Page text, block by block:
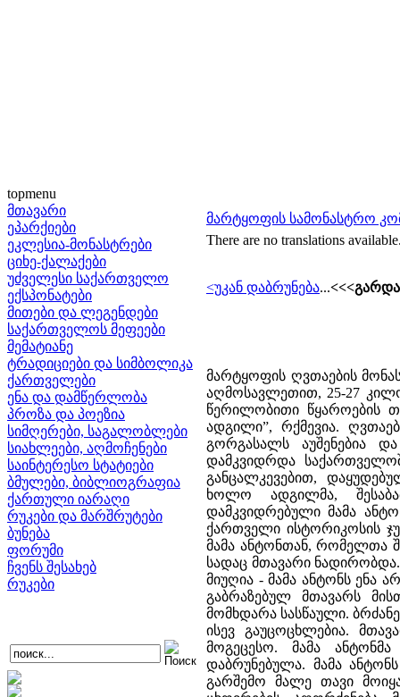
topmenu
მთავარი
ეპარქიები
ეკლესია-მონასტრები
ციხე-ქალაქები
უძველესი საქართველო
ექსპონატები
მითები და ლეგენდები
საქართველოს მეფეები
მემატიანე
ტრადიციები და სიმბოლიკა
ქართველები
ენა და დამწერლობა
პროზა და პოეზია
სიმღერები, საგალობლები
სიახლეები, აღმოჩენები
საინტერესო სტატიები
ბმულები, ბიბლიოგრაფია
ქართული იარაღი
რუკები და მარშრუტები
ბუნება
ფორუმი
ჩვენს შესახებ
რუკები
მარტყოფის სამონასტრო
There are no translations
<უკან დაბრუნება...
მარტყოფის ღვთაების
აღმოსავლეთით, 25-27
წერილობითი წყაროების
ადგილი”, რქმევია.
გორგასალს აუშენებია
დამკვიდრდა
განცალკევებით,
ხოლო ადგილმა,
დამკვიდრებული მამა
ქართველი ისტორიკოსის
მამა ანტონთან, რომელთა
სადაც მთავარი
მიუღია - მამა ანტონს ენა
გაბრაზებულ მთავარს
მომხდარა სასწაული.
ისევ გაუცოცხლებია.
მოგეცესო. მამა
დაბრუნებულა. მამა
გარშემო მალე თავი